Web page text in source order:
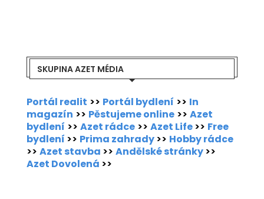
SKUPINA AZET MÉDIA
Portál realit >> Portál bydlení >> In
magazín >> Pěstujeme online >> Azet
bydlení >> Azet rádce >> Azet Life>> Free
bydlení >> Prima zahrady>> Hobby rádce
>> Azet stavba >> Andělské stránky>>
Azet Dovolená >>